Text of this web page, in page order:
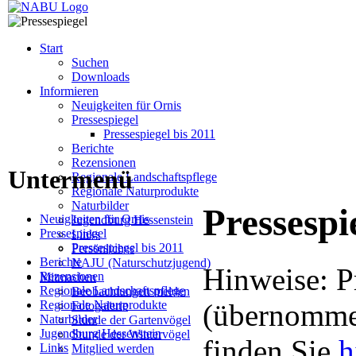
Start
Suchen
Downloads
Informieren
Neuigkeiten für Ornis
Pressespiegel
Pressespiegel bis 2011
Berichte
Rezensionen
Regionale Landschaftspflege
Regionale Naturprodukte
Naturbilder
Jugendburg Hessenstein
Links
Persönliches
NAJU (Naturschutzjugend)
Mitmachen
Beobachtungen melden
Fotogalerie
Stunde der Gartenvögel
Stunde der Wintervögel
Mitglied werden
Untermenü
Neuigkeiten für Ornis
Pressespiegel
Pressespiegel bis 2011
Berichte
Rezensionen
Regionale Landschaftspflege
Regionale Naturprodukte
Naturbilder
Jugendburg Hessenstein
Links
Hinweise: